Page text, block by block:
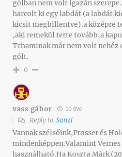
gólban nem volt igazán
harcolt ki egy labdát (a labdát
kicsit megbillentve),a középre
,aki remekül tette tovább,a
Tchaminak már nem volt
gólt.
0
vass gábor 10 éve
Reply to Sanzi
Vannak szélsőink,Prosser és
mindenképpen.Valamint
használható.Ha Koszta Márk